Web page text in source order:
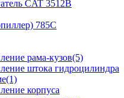
CAT 3512B
785C
рама-кузов(5)
штока гидроцилиндра
корпуса